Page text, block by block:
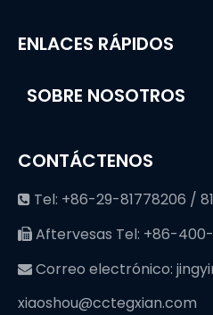
ENLACES RÁPIDOS
SOBRE NOSOTROS
CONTÁCTENOS
 Tel: +86-29-81778206 /
 Aftervesas Tel: +86-
 Correo electrónico:
xiaoshou@cctegxian.com